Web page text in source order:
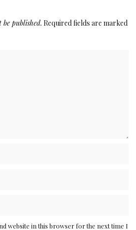
be published. Required fields are marked
website in this browser for the next time I